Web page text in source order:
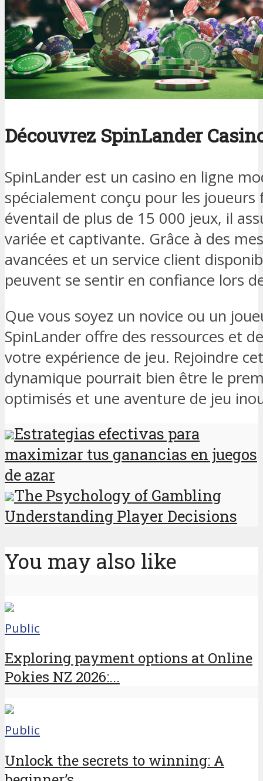
Découvrez SpinLander
SpinLander est un casino en ligne
spécialement conçu pour les joueurs
éventail de plus de 15 000 jeux, il
variée et captivante. Grâce à des
avancées et un service client
peuvent se sentir en confiance lors
Que vous soyez un novice ou un
SpinLander offre des ressources et
votre expérience de jeu. Rejoindre
dynamique pourrait bien être le
optimisés et une aventure de jeu
Estrategias efectivas para
maximizar tus ganancias en juegos
de azar
The Psychology of Gambling
Understanding Player Decisions
You may also like
Public
Exploring payment options at Online
Pokies NZ 2026:...
Public
Unlock the secrets to winning: A